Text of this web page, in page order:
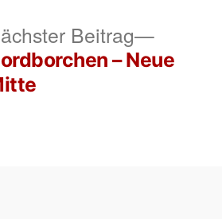
Beitrag
Nächster
Beitrag:
– Neue